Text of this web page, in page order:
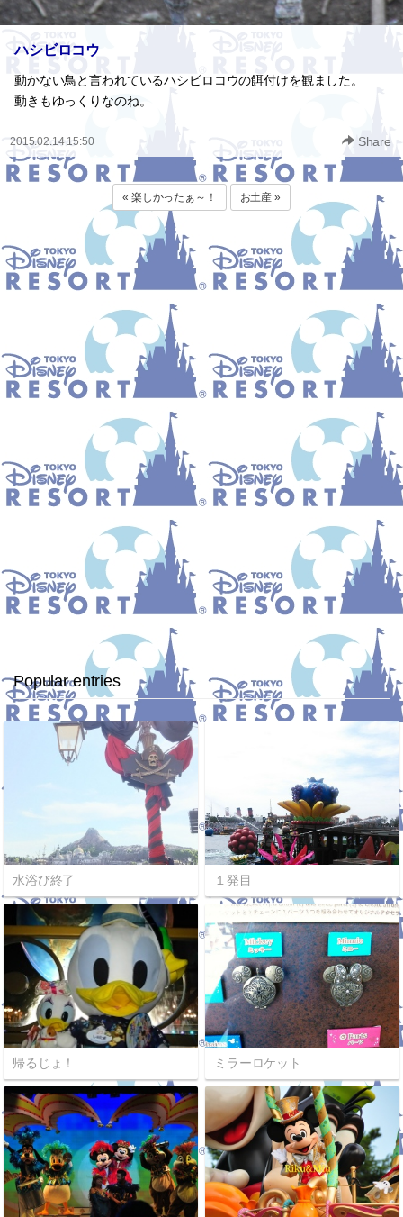
ハシビロコウ
動かない鳥と言われているハシビロコウの餌付けを観ました。
動きもゆっくりなのね。
2015.02.14 15:50 Share
« 楽しかったぁ～！ お土産 »
Popular entries
水浴び終了 １発目
帰るじょ！ ミラーロケット